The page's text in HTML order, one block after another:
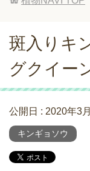
斑入りキ
グクイー
公開日 : 2020年3
キンギョソウ